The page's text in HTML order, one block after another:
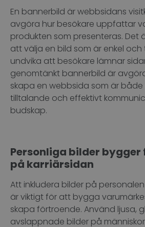
En bannerbild är webbsidans
avgöra hur besökare uppfattar
produkten som presenteras. Det
att välja en bild som är enkel
undvika att besökare lämnar
genomtänkt bannerbild är
skapa en webbsida som är både
tilltalande och effektivt
budskap.
Personliga bilder
på karriärsidan
Att inkludera bilder på
är viktigt för att bygga
skapa förtroende. Använd ljusa,
avslappnade bilder på